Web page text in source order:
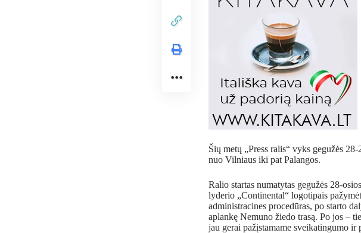
Šių metų „Press ralis“ vyks gegužės
nuo Vilniaus iki pat Palangos.
Ralio startas numatytas gegužės 28-
lyderio „Continental“ logotipais
administracines procedūras, po starto
aplankę Nemuno žiedo trasą. Po jos –
jau gerai pažįstamame sveikatingumo